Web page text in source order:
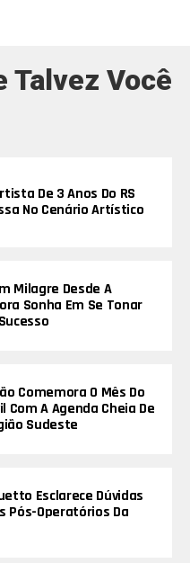
Talvez Você
De 3 Anos Do RS
No Cenário Artístico
Milagre Desde A
Sonha Em Se Tonar
Comemora O Mês Do
Com A Agenda Cheia De
Sudeste
Esclarece Dúvidas
Pós-Operatórios Da